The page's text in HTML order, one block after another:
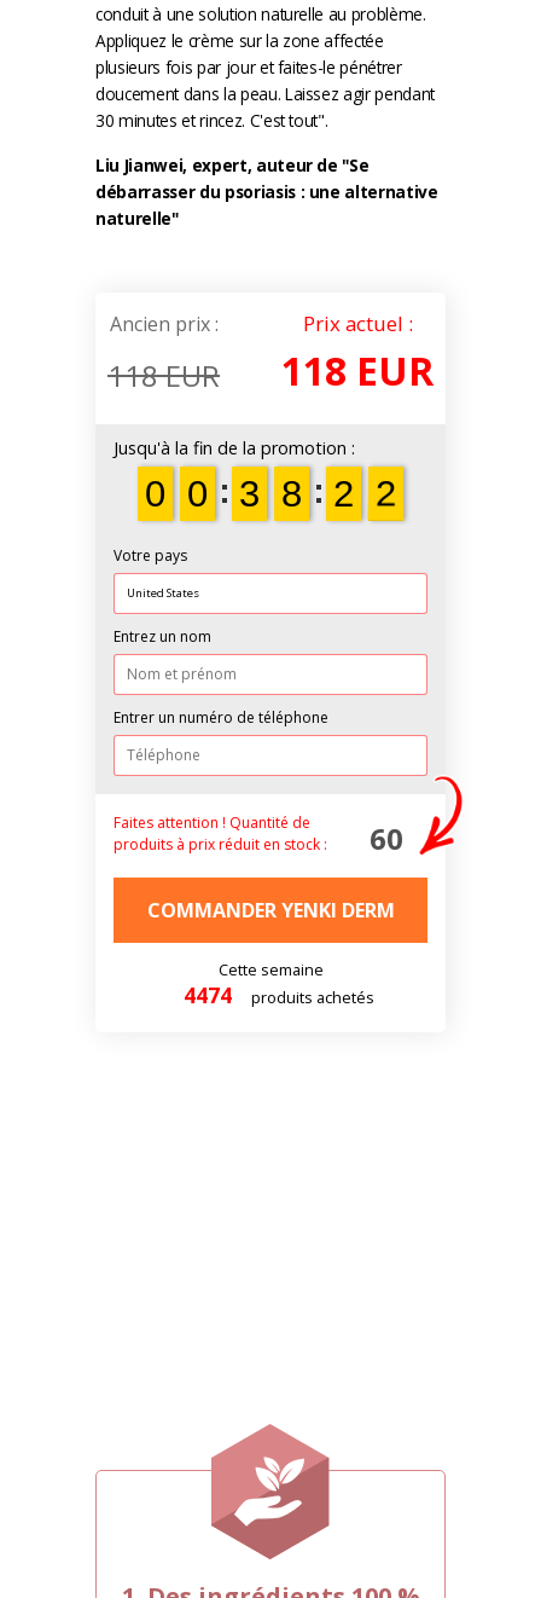
conduit à une solution naturelle au problème.
Appliquez le crème sur la zone affectée
plusieurs fois par jour et faites-le pénétrer
doucement dans la peau. Laissez agir pendant
30 minutes et rincez. C'est tout".
Liu Jianwei, expert, auteur de "Se
débarrasser du psoriasis : une alternative
naturelle"
Ancien prix :
118 EUR
Prix actuel :
118 EUR
Jusqu'à la fin de la promotion :
9
9
0
0 9
9
0
0 0
0
3
3 0
0
8
8 0
0
2
2 1
1
0
Votre pays
Entrez un nom
Entrer un numéro de téléphone
Faites attention ! Quantité de
produits à prix réduit en stock : 60
COMMANDER YENKI DERM
Cette semaine
4474 produits achetés